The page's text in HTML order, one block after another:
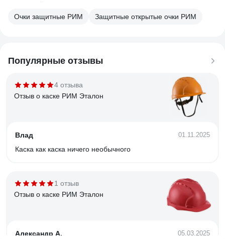
Очки защитные РИМ Защитные открытые очки РИМ
Популярные отзывы
4 отзыва
Отзыв о каске РИМ Эталон
Влад 01.11.2025
Каска как каска ничего необычного
1 отзыв
Отзыв о каске РИМ Эталон
Александр А. 05.03.2025